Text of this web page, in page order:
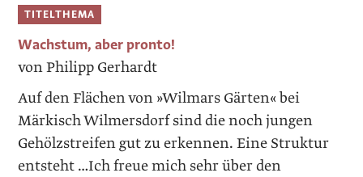
TITELTHEMA
Wachstum, aber pronto!
von Philipp Gerhardt
Auf den Flächen von »Wilmars Gärten« bei
Märkisch Wilmersdorf sind die noch jungen
Gehölzstreifen gut zu erkennen. Eine Struktur
entsteht …Ich freue mich sehr über den